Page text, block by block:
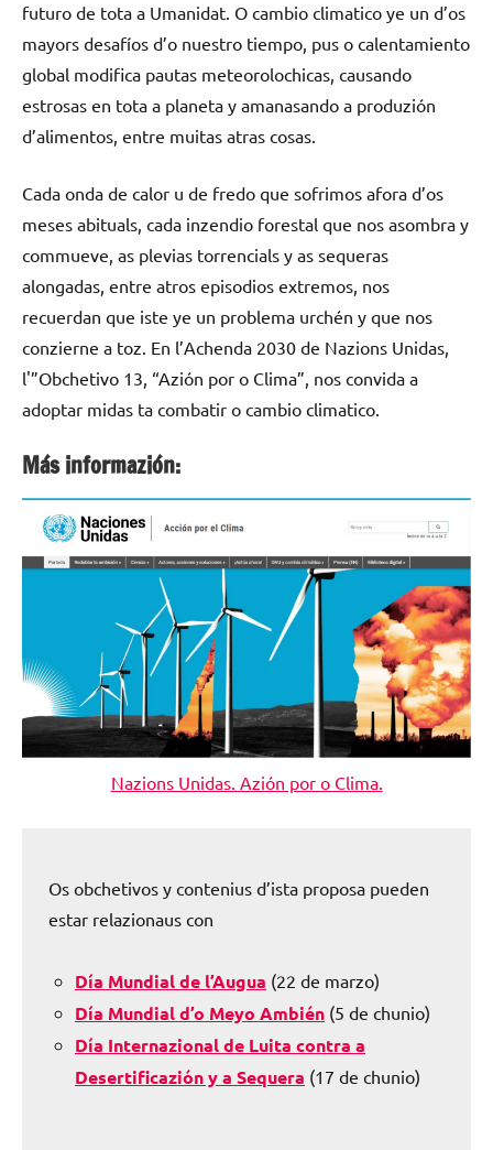
futuro de tota a Umanidat. O cambio climatico ye un d’os
mayors desafíos d’o nuestro tiempo, pus o calentamiento
global modifica pautas meteorolochicas, causando
estrosas en tota a planeta y amanasando a produzión
d’alimentos, entre muitas atras cosas.
Cada onda de calor u de fredo que sofrimos afora d’os
meses abituals, cada inzendio forestal que nos asombra y
commueve, as plevias torrencials y as sequeras
alongadas, entre atros episodios extremos, nos
recuerdan que iste ye un problema urchén y que nos
conzierne a toz. En l’Achenda 2030 de Nazions Unidas,
l'”Obchetivo 13, “Azión por o Clima”, nos convida a
adoptar midas ta combatir o cambio climatico.
Más informazión:
Nazions Unidas. Azión por o Clima.
Os obchetivos y contenius d’ista proposa pueden
estar relazionaus con
Día Mundial de l’Augua (22 de marzo)
Día Mundial d’o Meyo Ambién (5 de chunio)
Día Internazional de Luita contra a
Desertificazión y a Sequera (17 de chunio)